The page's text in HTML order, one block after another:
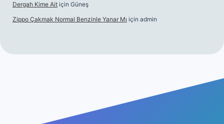
Dergah Kime Ait için Güneş
Zippo Çakmak Normal Benzinle Yanar Mı için admin